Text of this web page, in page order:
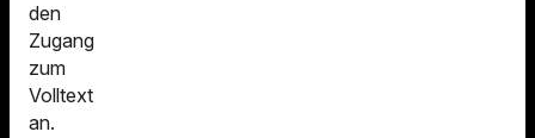
den
Zugang
zum
Volltext
an.